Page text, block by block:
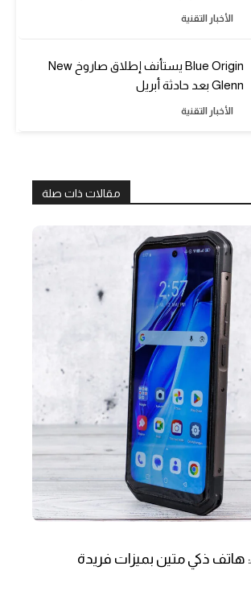
الأخبار التقنية
Blue Origin يستأنف إطلاق صاروخ New
Glenn بعد حادثة أبريل
الأخبار التقنية
مقالات ذات صلة
AGM G3 Pro: هاتف ذكي متين بميزات فريدة